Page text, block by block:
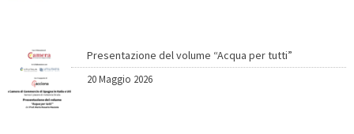
Presentazione del volume “Acqua per tutti”
20 Maggio 2026